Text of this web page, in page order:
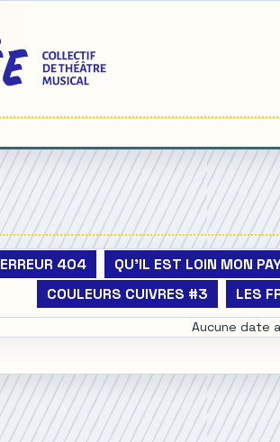
ERREUR 404 QU'IL EST LOIN MON
COULEURS CUIVRES #3
LES
Aucune date